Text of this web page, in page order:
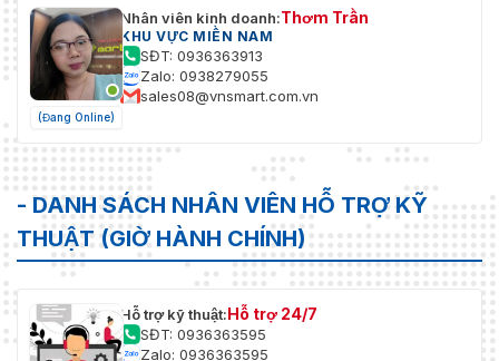
(Đang Online)
Nhân viên kinh doanh:Thơm Trần
KHU VỰC MIỀN NAM
SĐT: 0936363913
Zalo: 0938279055
sales08@vnsmart.com.vn
- DANH SÁCH NHÂN VIÊN HỖ TRỢ KỸ
THUẬT (GIỜ HÀNH CHÍNH)
Hỗ trợ kỹ thuật:Hỗ trợ 24/7
SĐT: 0936363595
Zalo: 0936363595